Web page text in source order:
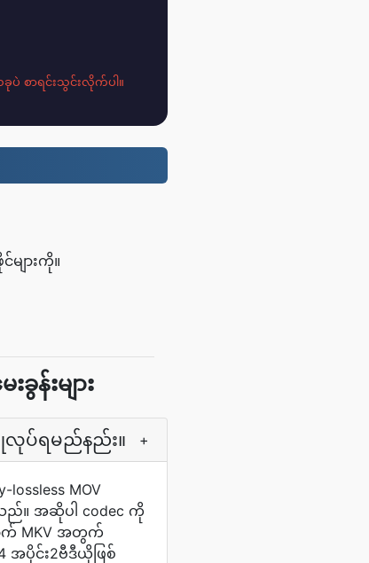
ပဲ စာရင်းသွင်းလိုက်ပါ။
ျားကို။
န်းများ
လုပ်ရမည်နည်း။ +
MOV
ည်။ အဆိုပါ codec ကို
က် MKV အတွက်
အပိုင်း2ဗီဒီယိုဖြစ်